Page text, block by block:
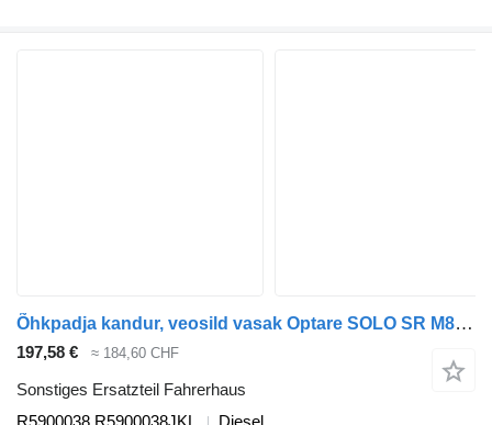
Õhkpadja kandur, veosild vasak Optare SOLO SR M890 (01.07-) R5900038 für Optare Solo Sr, Tempo, Versa, Olymus, Toro (2004-) Bus
197,58 € ≈ 184,60 CHF
Sonstiges Ersatzteil Fahrerhaus
R5900038 R5900038JKL
Diesel